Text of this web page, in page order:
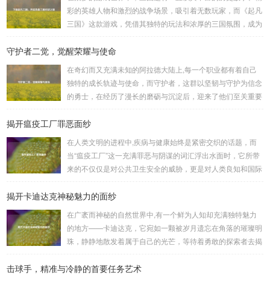
彩的英雄人物和激烈的战争场景，吸引着无数玩家，而《起凡
三国》这款游戏，凭借其独特的玩法和浓厚的三国氛围，成为
何进行起凡三国下载,开启一段热血的三国对战之旅。 《起凡
以化身为三国时期的知名将领，如勇猛无双的吕布、足智多谋
的诸葛亮、忠义双全的关羽等，率领自己的军队在战场上冲锋
陷阵、排兵布阵，游戏中的每一场战斗都充满了变...
守护者二觉，觉醒荣耀与使命
在奇幻而又充满未知的阿拉德大陆上,每一个职业都有着自己
独特的成长轨迹与使命，而守护者，这群以坚韧与守护为信念
的勇士，在经历了漫长的磨砺与沉淀后，迎来了他们至关重要
大陆的那一刻起，便肩负着守护的重任，他们身躯魁梧，手持
来自各方的邪恶势力，最初，他们凭借着基础的技能和坚定的
意志，在一次次战斗中积累着经验，不断成长，无论是在阴森
恐怖的地下墓穴，还是在战火纷飞的前线战场，守...
揭开瘟疫工厂罪恶面纱
在人类文明的进程中,疾病与健康始终是紧密交织的话题，而
当“瘟疫工厂”这一充满罪恶与阴谋的词汇浮出水面时，它所带
来的不仅仅是对公共卫生安全的威胁，更是对人类良知和国际
是一些别有用心的势力为了实现其不可告人的目的，秘密设立
科学研究的外衣，实则干着违背人道、危害全球的勾当。 从
历史上看,生物武器的使用曾经给人类带来过惨痛的教训，在
战争时期，某些国家就曾利用细菌、病毒...
揭开卡迪达克神秘魅力的面纱
在广袤而神秘的自然世界中,有一个鲜为人知却充满独特魅力
的地方——卡迪达克，它宛如一颗被岁月遗忘在角落的璀璨明
珠，静静地散发着属于自己的光芒，等待着勇敢的探索者去揭
复杂多样的地形地貌，高耸入云的山脉连绵起伏，像是大自然
击球手，精准与冷静的首要任务艺术